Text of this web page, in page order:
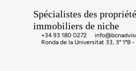
Spécialistes des
immobiliers de niche
+34 93 180 0272
Ronda de la Universitat 33, 3º 1ªB